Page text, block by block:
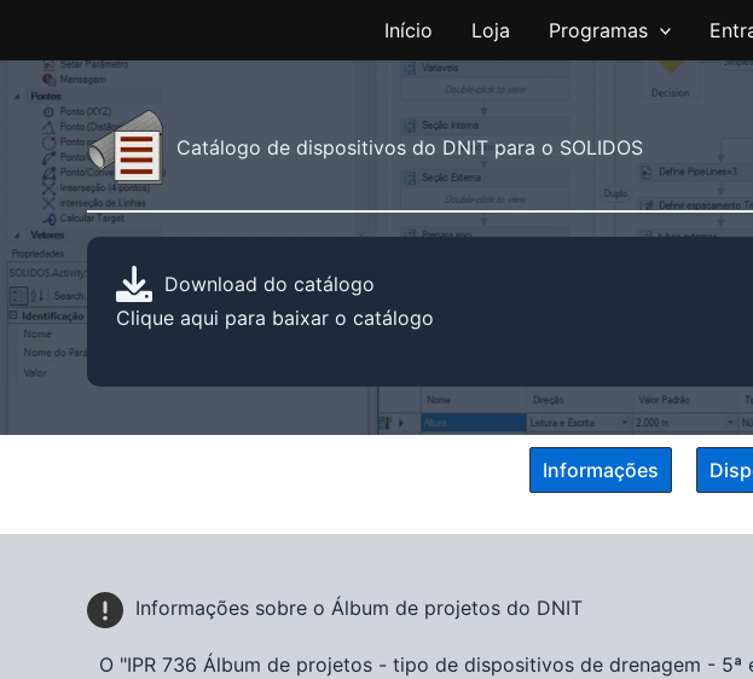
conteúdo
Início Loja Programas
Catálogo de dispositivos do DNIT para o SOLIDOS
Download do catálogo
Clique aqui para baixar o catálogo
Informações
Informações sobre o Álbum de projetos do DNIT
O "IPR 736 Álbum de projetos - tipo de dispositivos de drenagem - 5ª